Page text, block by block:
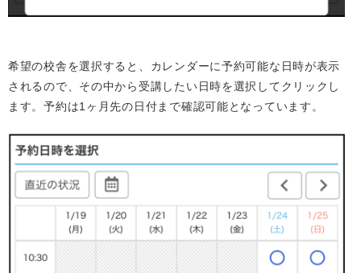
希望の校舎を選択すると、カレンダーに予約可能な日時が表示
されるので、その中から受講したい日時を選択してクリックし
ます。予約は1ヶ月先の日付まで確認可能となっています。